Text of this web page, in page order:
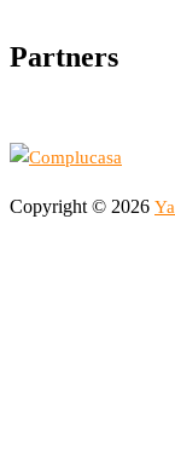
Partners
Copyright © 2026